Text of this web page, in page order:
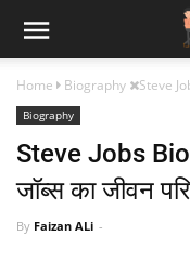
Home Biography Steve
Biography
Steve Jobs
जॉब्स का जीवन
By Faizan ALi